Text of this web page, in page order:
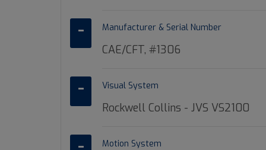
Manufacturer & Serial Number
CAE/CFT, #1306
Visual System
Rockwell Collins - JVS VS2100
Motion System